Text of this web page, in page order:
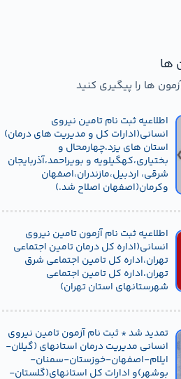
ها
ها را پیگیری کنید
اطلاعیه ثبت نام تامین نیروی
انسانی(ادارات کل و مدیریت های درمان)
استان های یزد،چهارمحال و
بختیاری،کهگیلویه و بویراحمد،آذربایجان
شرقی، اردبیل،مازندران،اصفهان
وکرمان(اصفهان اصلاح شد.)
اطلاعیه ثبت نام آزمون تامین نیروی
انسانی(اداره کل درمان تامین اجتماعی
تهران،اداره کل تامین اجتماعی شرق
تهران،اداره کل تامین اجتماعی
شهرستانهای استان تهران)
تمدید شد * ثبت نام آزمون تامین نیروی
انسانی مدیریت درمان استانهای (گیلان-
ایلام-اصفهان-خوزستان-سمنان-
بوشهر)و ادارات کل استانهای(گلستان-
در
سال
از موعد
هفته تامین اجتماعی گرامی
در این هفته، به افتخار نهادی که
ستون فقرات امنیت اجتماعی
ماست،لبخندی است بر لبان
خانواده ها در روزهای سخت،
تمدید شد * ثبت نام آزمون
مدیریت درمان استانهای
(گیلان-ایلام-اصفهان-
خوزستان-سمنان-بوشهر)و
ادارات کل
استانهای(گلستان-
منظور تامین نیروی انسانی مورد
نیاز مدیریت درمان تامین
اجتماعی استانهای گیلان،